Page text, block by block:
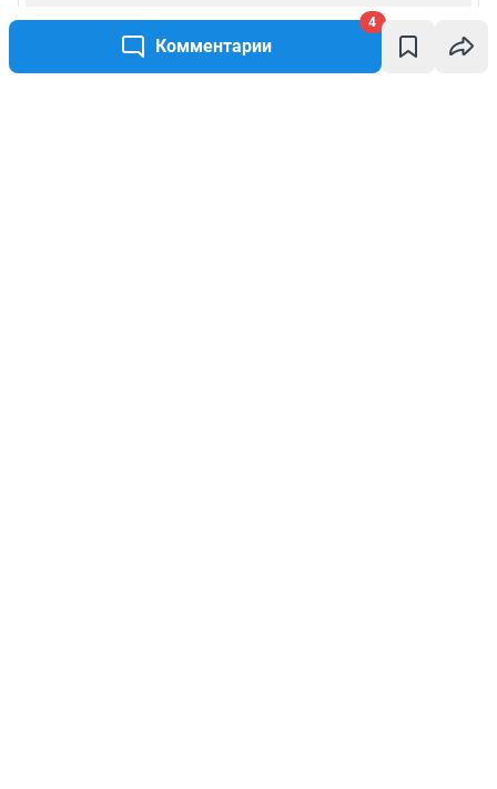
Комментарии
4